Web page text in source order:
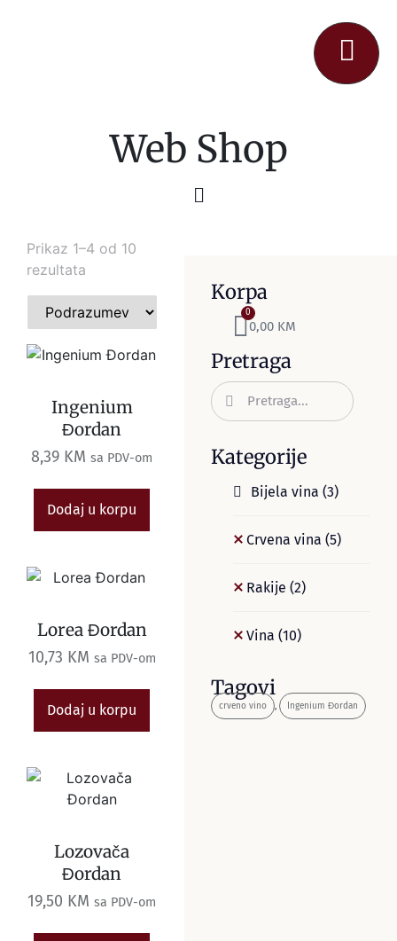
Web Shop
Korpa
0,00 KM
0
Pretraga
Kategorije
Bijela vina (3)
Crvena vina (5)
Rakije (2)
Vina (10)
Tagovi
crveno vino , Ingenium Đordan
Prikaz 1–4 od 10
rezultata
Ingenium
Đordan
8,39 KM sa PDV-om
Dodaj u korpu
Lorea Đordan
10,73 KM sa PDV-om
Dodaj u korpu
Lozovača
Đordan
19,50 KM sa PDV-om